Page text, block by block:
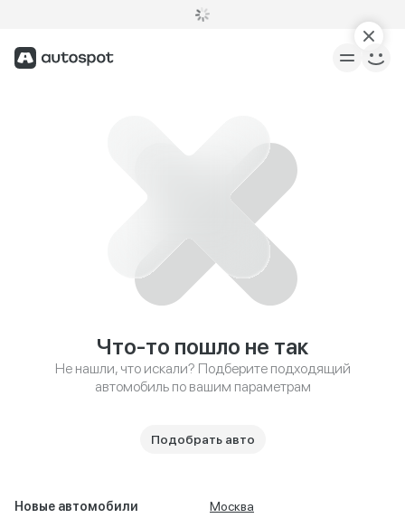
Что-то пошло не так
Не нашли, что искали? Подберите подходящий
автомобиль по вашим параметрам
Подобрать авто
Новые автомобили
Москва